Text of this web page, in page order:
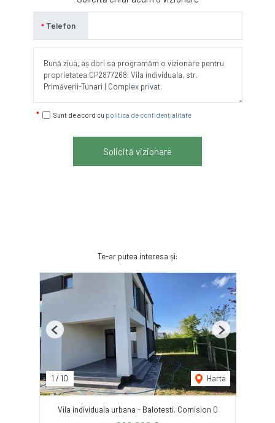
Telefon
Sunt de acord cu politica de confidențialitate
Solicită vizionare
Te-ar putea interesa și:
1 / 10 Harta
Previous Next
Vila individuala urbana - Balotesti. Comision 0